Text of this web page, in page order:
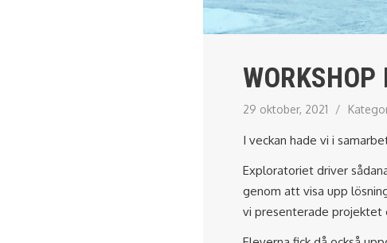
29 oktober, 2021 /
I veckan hade vi i
Exploratoriet driver
genom att visa upp
vi presenterade projektet